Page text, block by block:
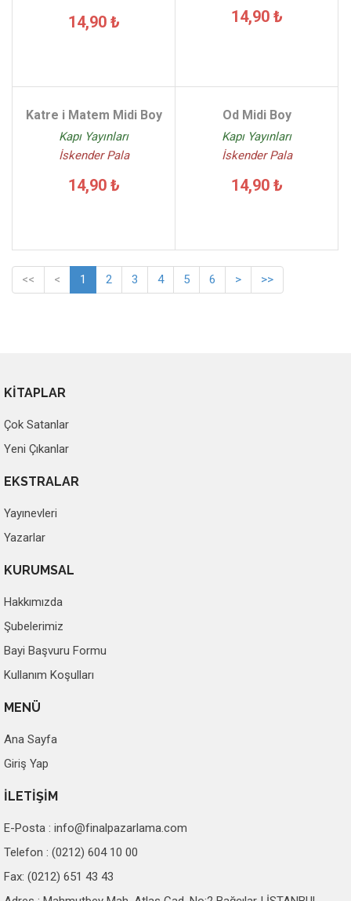
14,90 ₺ 14,90 ₺
Katre i Matem Midi Boy
Kapı Yayınları
İskender Pala
14,90 ₺
Od Midi Boy
Kapı Yayınları
İskender Pala
14,90 ₺
<< < 1 2 3 4 5 6 > >>
KİTAPLAR
Çok Satanlar
Yeni Çıkanlar
EKSTRALAR
Yayınevleri
Yazarlar
KURUMSAL
Hakkımızda
Şubelerimiz
Bayi Başvuru Formu
Kullanım Koşulları
MENÜ
Ana Sayfa
Giriş Yap
İLETİŞİM
E-Posta : info@finalpazarlama.com
Telefon : (0212) 604 10 00
Fax: (0212) 651 43 43